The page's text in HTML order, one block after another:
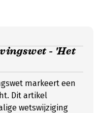
- 'Het
markeert een
Dit artikel
wetswijziging